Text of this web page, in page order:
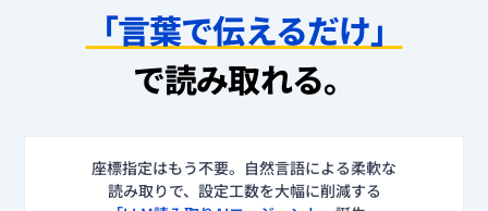
AI-OCRの強み
利用料金
「言葉で伝えるだけ」
で読み取れる。
座標指定はもう不要。自然言語による柔軟な
読み取りで、 設定工数を大幅に削減する